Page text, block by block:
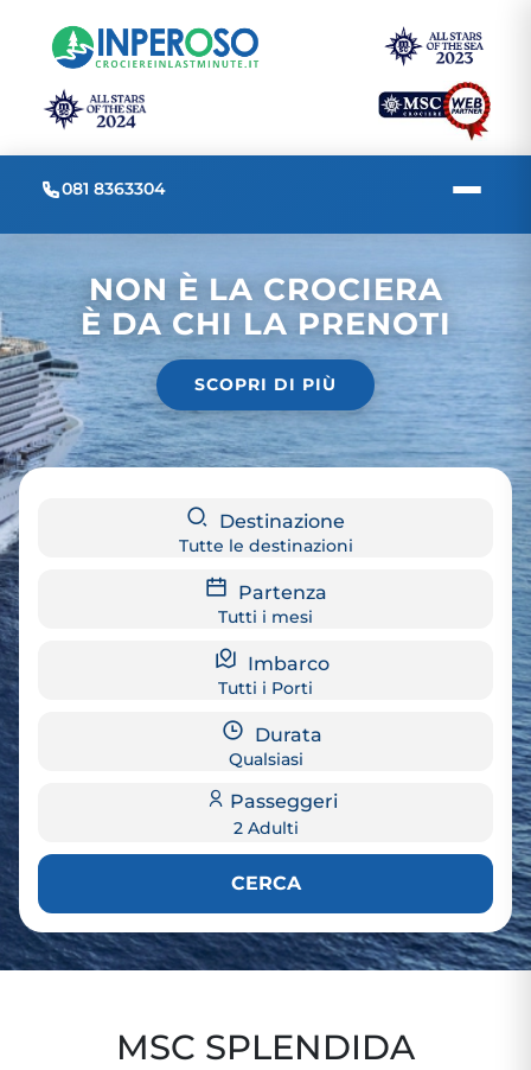
081 8363304
NON È LA CROCIERA
È DA CHI LA PRENOTI
SCOPRI DI PIÙ
Destinazione
Tutte le destinazioni
Partenza
Tutti i mesi
Imbarco
Tutti i Porti
Durata
Qualsiasi
Passeggeri
2 Adulti
CERCA
MSC SPLENDIDA